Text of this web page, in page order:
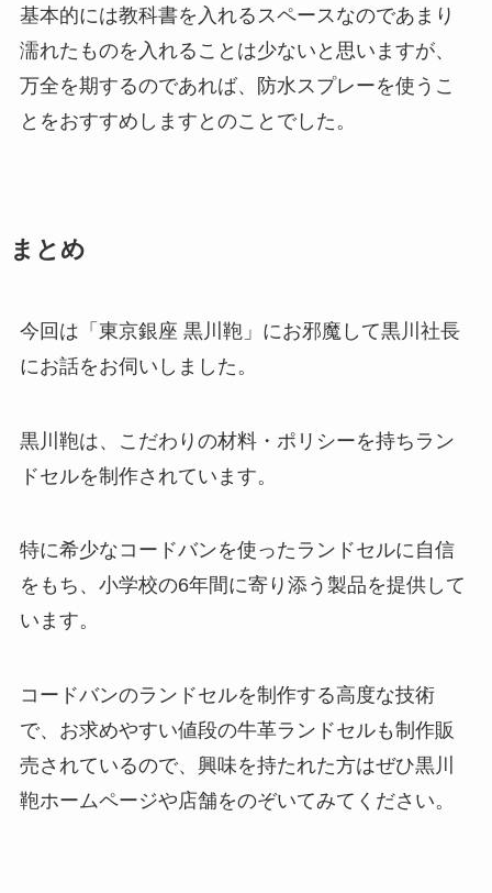
基本的には教科書を入れるスペースなのであまり
濡れたものを入れることは少ないと思いますが、
万全を期するのであれば、防水スプレーを使うこ
とをおすすめしますとのことでした。
まとめ
今回は「東京銀座 黒川鞄」にお邪魔して黒川社長
にお話をお伺いしました。
黒川鞄は、こだわりの材料・ポリシーを持ちラン
ドセルを制作されています。
特に希少なコードバンを使ったランドセルに自信
をもち、小学校の6年間に寄り添う製品を提供して
います。
コードバンのランドセルを制作する高度な技術
で、お求めやすい値段の牛革ランドセルも制作販
売されているので、興味を持たれた方はぜひ黒川
鞄ホームページや店舗をのぞいてみてください。